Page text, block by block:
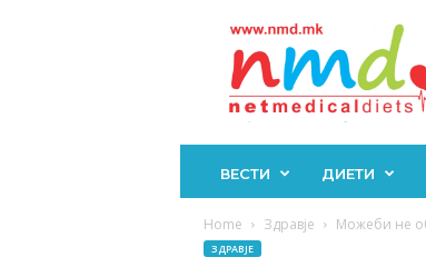
ВЕСТИ ДИЕТИ
Home Здравје Можеби не
ЗДРАВЈЕ